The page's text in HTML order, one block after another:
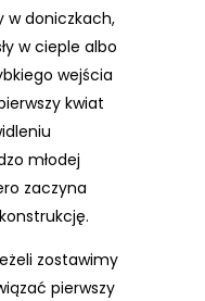
w doniczkach,
w cieple albo
wejścia
kwiat
młodej
zaczyna
zostawimy
pierwszy